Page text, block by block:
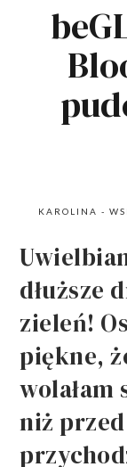
KAROLINA -
dłuższe
zieleń!
piękne,
niż